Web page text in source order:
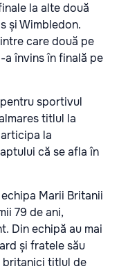
la alte două
și Wimbledon.
care două pe
a învins în finală pe
sportivul
titlul la
la
că se afla în
Marii Britanii
79 de ani,
Din echipă au mai
și fratele său
britanici titlul de